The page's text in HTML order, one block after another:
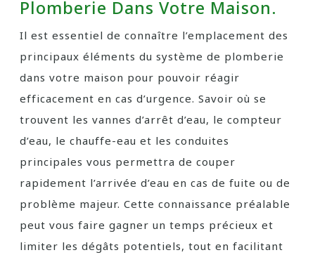
Plomberie Dans Votre Maison.
Il est essentiel de connaître l’emplacement des
principaux éléments du système de plomberie
dans votre maison pour pouvoir réagir
efficacement en cas d’urgence. Savoir où se
trouvent les vannes d’arrêt d’eau, le compteur
d’eau, le chauffe-eau et les conduites
principales vous permettra de couper
rapidement l’arrivée d’eau en cas de fuite ou de
problème majeur. Cette connaissance préalable
peut vous faire gagner un temps précieux et
limiter les dégâts potentiels, tout en facilitant